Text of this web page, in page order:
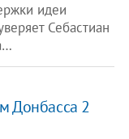
идеи
Себастиан
Донбасса 2